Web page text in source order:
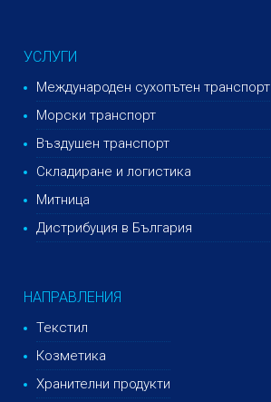
УСЛУГИ
Международен сухопътен транспорт
Морски транспорт
Въздушен транспорт
Складиране и логистика
Митница
Дистрибуция в България
НАПРАВЛЕНИЯ
Текстил
Козметика
Хранителни продукти